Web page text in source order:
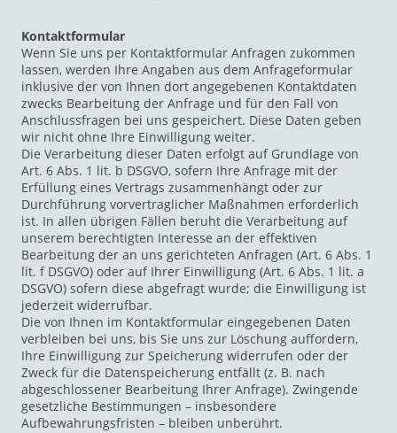
Kontaktformular
Wenn Sie uns per Kontaktformular Anfragen zukommen
lassen, werden Ihre Angaben aus dem Anfrageformular
inklusive der von Ihnen dort angegebenen Kontaktdaten
zwecks Bearbeitung der Anfrage und für den Fall von
Anschlussfragen bei uns gespeichert. Diese Daten geben
wir nicht ohne Ihre Einwilligung weiter.
Die Verarbeitung dieser Daten erfolgt auf Grundlage von
Art. 6 Abs. 1 lit. b DSGVO, sofern Ihre Anfrage mit der
Erfüllung eines Vertrags zusammenhängt oder zur
Durchführung vorvertraglicher Maßnahmen erforderlich
ist. In allen übrigen Fällen beruht die Verarbeitung auf
unserem berechtigten Interesse an der effektiven
Bearbeitung der an uns gerichteten Anfragen (Art. 6 Abs. 1
lit. f DSGVO) oder auf Ihrer Einwilligung (Art. 6 Abs. 1 lit. a
DSGVO) sofern diese abgefragt wurde; die Einwilligung ist
jederzeit widerrufbar.
Die von Ihnen im Kontaktformular eingegebenen Daten
verbleiben bei uns, bis Sie uns zur Löschung auffordern,
Ihre Einwilligung zur Speicherung widerrufen oder der
Zweck für die Datenspeicherung entfällt (z. B. nach
abgeschlossener Bearbeitung Ihrer Anfrage). Zwingende
gesetzliche Bestimmungen – insbesondere
Aufbewahrungsfristen – bleiben unberührt.